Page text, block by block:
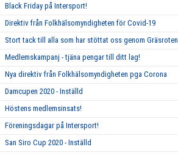
Black Friday på Intersport!
Direktiv från Folkhälsomyndigheten för Covid-19
Stort tack till alla som har stöttat oss genom Gräsroten
Medlemskampanj - tjäna pengar till ditt lag!
Nya direktiv från Folkhälsomyndigheten pga Corona
Damcupen 2020 - Inställd
Höstens medlemsinsats!
Föreningsdagar på Intersport!
San Siro Cup 2020 - Inställd